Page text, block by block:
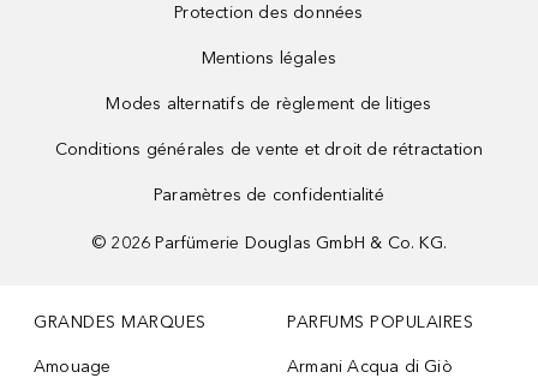
Protection des données
Mentions légales
Modes alternatifs de règlement de litiges
Conditions générales de vente et droit de rétractation
Paramètres de confidentialité
© 2026 Parfümerie Douglas GmbH & Co. KG.
GRANDES MARQUES
Amouage
PARFUMS POPULAIRES
Armani Acqua di Giò